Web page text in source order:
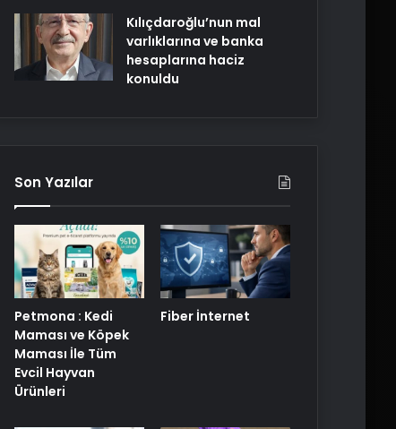
Kılıçdaroğlu’nun mal
varlıklarına ve banka
hesaplarına haciz
konuldu
Son Yazılar
Petmona : Kedi
Maması ve Köpek
Maması İle Tüm
Evcil Hayvan
Ürünleri
Fiber İnternet